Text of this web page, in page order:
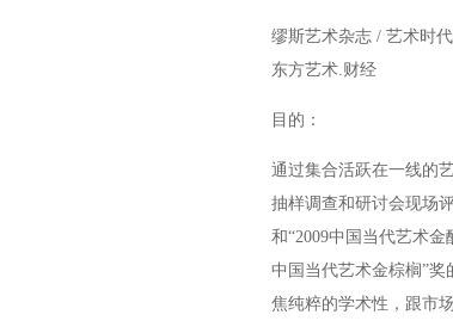
缪斯艺术杂志 / 艺术时
东方艺术.财经
目的：
通过集合活跃在一线的
抽样调查和研讨会现场
和“2009中国当代艺术
中国当代艺术金棕榈”奖
焦纯粹的学术性，跟市